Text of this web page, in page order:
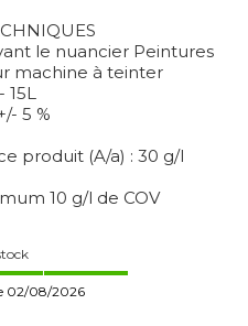
le nuancier Peintures
machine à teinter
15L
5 %
produit (A/a) : 30 g/l
10 g/l de COV
02/08/2026